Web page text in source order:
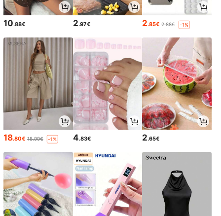
10.88€ 2.97€ 2.85€ 2.88€ -1%
18.80€ 18.99€ -1% 4.83€ 2.65€